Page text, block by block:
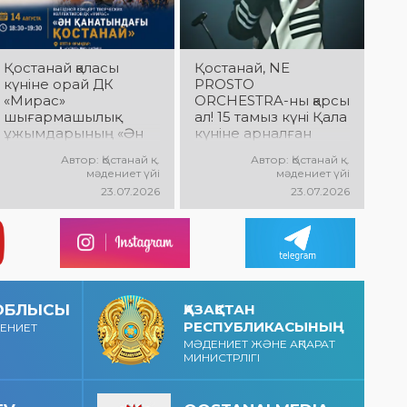
пысықталды
Қостанай қаласы
күніне орай ДК
«Мирас»
шығармашылық
ұжымдарының «Ән
Қостанай» көшпелі
концерті өтеді!
Баршаңызды
мерекелік
концертке
шақырамыз!
Автор: Қостанай қ.
мәдениет үйі
23.07.2026
Қостанай, NE
PROSTO
ORCHESTRA-ны қарсы
ал! 15 тамыз күні Қала
күніне арналған
NE PROSTO
ORCHESTRA өнер
@ne_prosto_orchestr
Автор: Қостанай қ.
мәдениет үйі
23.07.2026
ҚАЗАҚСТАН
РЕСПУБЛИКАСЫНЫҢ
МӘДЕНИЕТ ЖӘНЕ АҚПАРАТ
МИНИСТРЛІГІ